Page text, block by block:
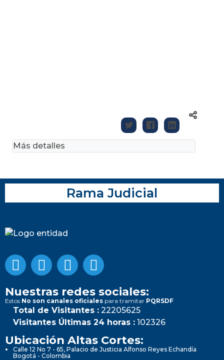
Más detalles
Rama Judicial
Nuestras redes sociales:
Estos No son canales oficiales para tramitar PQRSDF
Total de Visitantes : 22205625
Visitantes Últimas 24 horas : 102326
Ubicación Altas Cortes:
Calle 12 No 7 - 65, Palacio de Justicia Alfonso Reyes Echandía
Bogotá - Colombia